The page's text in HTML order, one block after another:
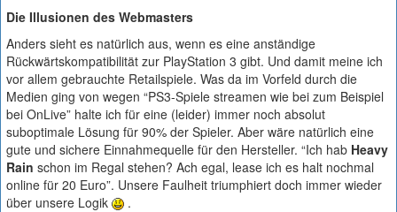
Die Illusionen des Webmasters
Anders sieht es natürlich aus, wenn es eine anständige
Rückwärtskompatibilität zur PlayStation 3 gibt. Und damit meine ich
vor allem gebrauchte Retailspiele. Was da im Vorfeld durch die
Medien ging von wegen “PS3-Spiele streamen wie bei zum Beispiel
bei OnLive” halte ich für eine (leider) immer noch absolut
suboptimale Lösung für 90% der Spieler. Aber wäre natürlich eine
gute und sichere Einnahmequelle für den Hersteller. “Ich hab Heavy
Rain schon im Regal stehen? Ach egal, lease ich es halt nochmal
online für 20 Euro”. Unsere Faulheit triumphiert doch immer wieder
über unsere Logik
.